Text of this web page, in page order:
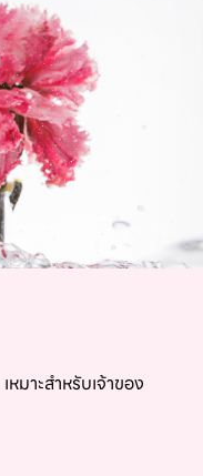
มาะสำหรับเจ้าของ